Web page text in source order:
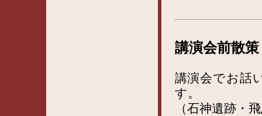
講演会前散策
講演会でお話
す。
（石神遺跡・